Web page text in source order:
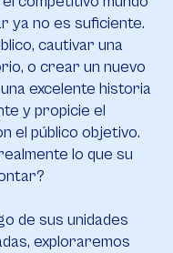
ya no es suficiente.
cautivar una
o crear un nuevo
excelente historia
y propicie el
el público objetivo.
lo que su
de sus unidades
exploraremos